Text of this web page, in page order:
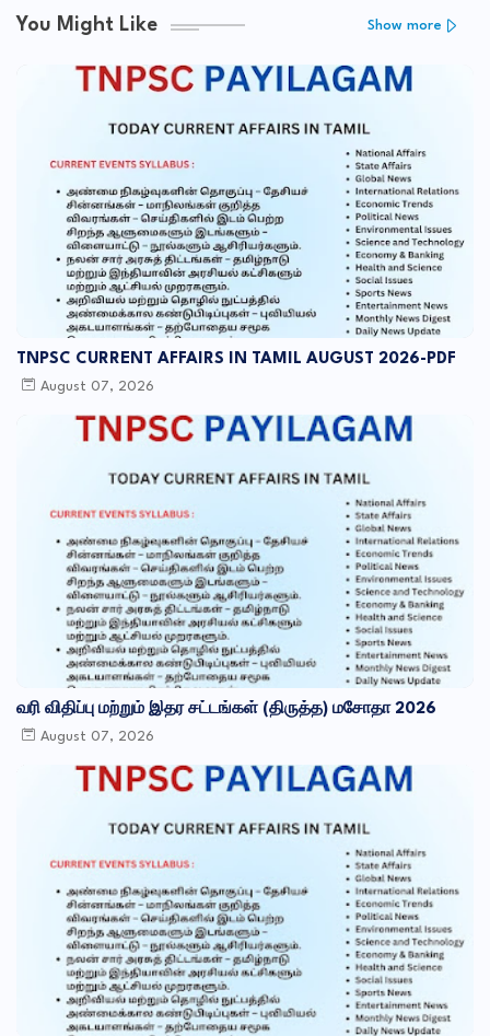
You Might Like Show more
TNPSC CURRENT AFFAIRS IN TAMIL AUGUST 2026-PDF
August 07, 2026
வரி விதிப்பு மற்றும் இதர சட்​டங்​கள் (திருத்த) மசோதா 2026
August 07, 2026